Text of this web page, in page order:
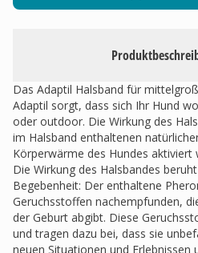
Das Adaptil Halsband für
Adaptil sorgt, dass sich Ihr Hund
oder outdoor. Die Wirkung des
im Halsband enthaltenen
Körperwärme des Hundes aktiviert
Die Wirkung des Halsbandes
Begebenheit: Der enthaltene
Geruchsstoffen nachempfunden,
der Geburt abgibt. Diese
und tragen dazu bei, dass sie
neuen Situationen und Erlebnissen